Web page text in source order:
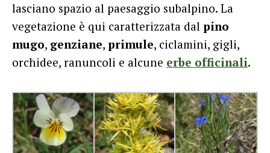
lasciano spazio al paesaggio subalpino. La
vegetazione è qui caratterizzata dal pino
mugo, genziane, primule, ciclamini, gigli,
orchidee, ranuncoli e alcune erbe officinali.